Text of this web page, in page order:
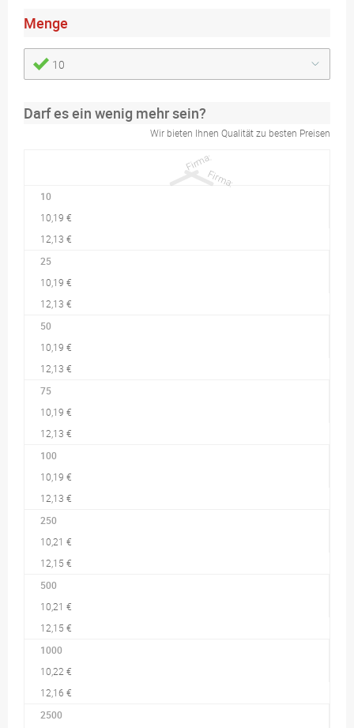
Menge
10
Darf es ein wenig mehr sein?
Wir bieten Ihnen Qualität zu besten Preisen
10
10,19 €
12,13 €
25
10,19 €
12,13 €
50
10,19 €
12,13 €
75
10,19 €
12,13 €
100
10,19 €
12,13 €
250
10,21 €
12,15 €
500
10,21 €
12,15 €
1000
10,22 €
12,16 €
2500